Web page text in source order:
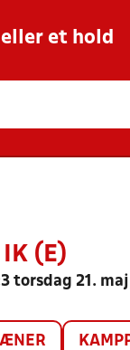
et hold
IK (E)
torsdag 21.